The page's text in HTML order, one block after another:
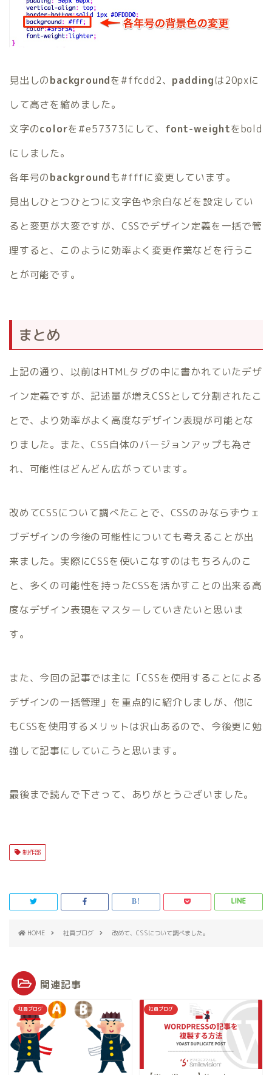
見出しのbackgroundを#ffcdd2、 paddingは20pxに
して高さを縮めました。
文字のcolorを#e57373にして、 font-weightをbold
にしました。
各年号のbackgroundも#fffに変更しています。
見出しひとつひとつに文字色や余白などを設定してい
ると変更が大変ですが、CSSでデザイン定義を一括で管
理すると、このように効率よく変更作業などを行うこ
とが可能です。
まとめ
上記の通り、以前はHTMLタグの中に書かれていたデザ
イン定義ですが、記述量が増えCSSとして分割されたこ
とで、より効率がよく高度なデザイン表現が可能とな
りました。また、CSS自体のバージョンアップも為さ
れ、可能性はどんどん広がっています。
改めてCSSについて調べたことで、CSSのみならずウェ
ブデザインの今後の可能性についても考えることが出
来ました。実際にCSSを使いこなすのはもちろんのこ
と、多くの可能性を持ったCSSを活かすことの出来る高
度なデザイン表現をマスターしていきたいと思いま
す。
また、今回の記事では主に「CSSを使用することによる
デザインの一括管理」を重点的に紹介しましが、他に
もCSSを使用するメリットは沢山あるので、今後更に勉
強して記事にしていこうと思います。
最後まで読んで下さって、ありがとうございました。
制作部
HOME 社員ブログ 改めて、CSSについて調べました。
関連記事
社員ブログ 社員ブログ